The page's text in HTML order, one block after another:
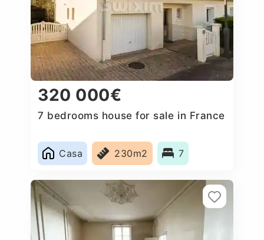
320 000€
7 bedrooms house for sale in France
Casa 230m2 7